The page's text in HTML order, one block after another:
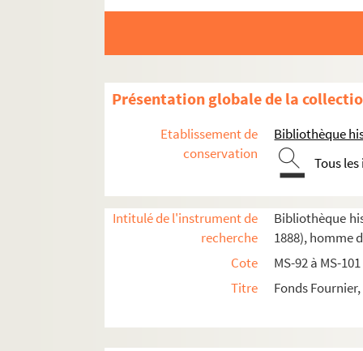
Présentation globale de la
Etablissement de
conservation
Bibliothèque
Tous
Intitulé de l'instrument de
recherche
Bibliothèque
1888), homme
Cote
MS-92 à MS-
Titre
Fonds